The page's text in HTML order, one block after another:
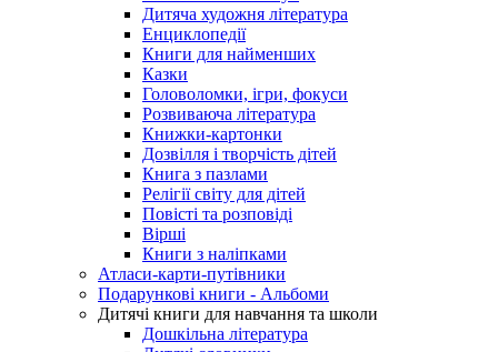
Дитяча художня література
Енциклопедії
Книги для найменших
Казки
Головоломки, ігри, фокуси
Розвиваюча література
Книжки-картонки
Дозвілля і творчість дітей
Книга з пазлами
Релігії світу для дітей
Повісті та розповіді
Вірші
Книги з наліпками
Атласи-карти-путівники
Подарункові книги - Альбоми
Дитячі книги для навчання та школи
Дошкільна література